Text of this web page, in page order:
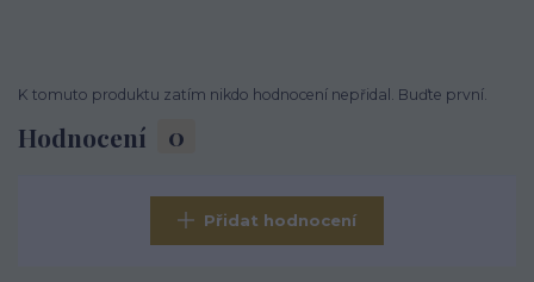
Hodnocení 0
K tomuto produktu zatím nikdo hodnocení nepřidal. Buďte první.
Přidat hodnocení